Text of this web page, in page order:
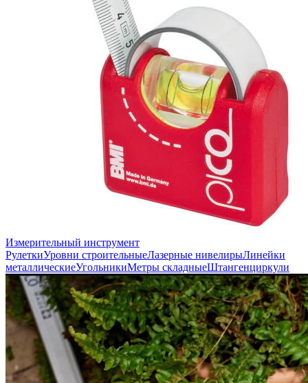
Измерительный инструмент
РулеткиУровни строительныеЛазерные нивелирыЛинейки
металлическиеУгольникиМетры складныеШтангенциркули